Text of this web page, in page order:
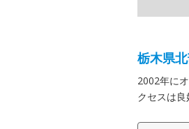
栃木県
2002年に
クセスは良